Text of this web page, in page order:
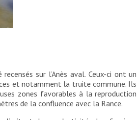
sur l’Anès aval. Ceux-ci ont un
et notamment la truite commune. Ils
zones favorables à la reproduction
de la confluence avec la Rance.